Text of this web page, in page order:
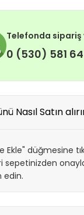
Telefonda sipariş
0 (530) 581
Nasıl Satın
Ekle" düğmesine
sepetinizden
edin.